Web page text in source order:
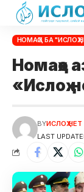
НОМАҲО БА
Номаҳо
LAST
BYИСЛОҲ НЕТ